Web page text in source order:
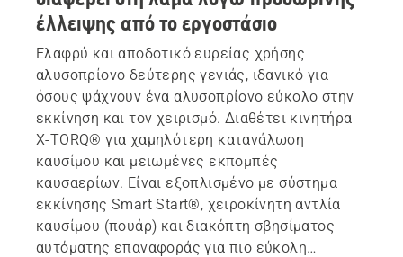
έλλειψης από το εργοστάσιο
Ελαφρύ και αποδοτικό ευρείας χρήσης
αλυσοπρίονο δεύτερης γενιάς, ιδανικό για
όσους ψάχνουν ένα αλυσοπρίονο εύκολο στην
εκκίνηση και τον χειρισμό. Διαθέτει κινητήρα
X-TORQ® για χαμηλότερη κατανάλωση
καυσίμου και μειωμένες εκπομπές
καυσαερίων. Είναι εξοπλισμένο με σύστημα
εκκίνησης Smart Start®, χειροκίνητη αντλία
καυσίμου (πουάρ) και διακόπτη σβησίματος
αυτόματης επαναφοράς για πιο εύκολη